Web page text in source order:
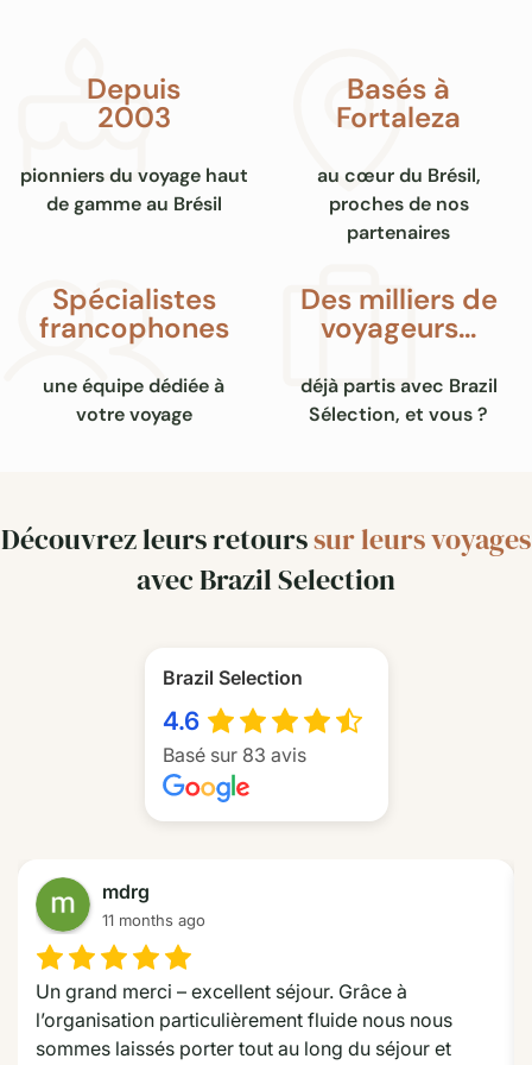
Jour 2
Jour 2 : Iguaçu – les chutes Argentines
Après un bon petit-déjeuner au buffet de l’hôtel, vous partez
en véhicule privatif pour la visite des chutes d’Iguaçu coté
argentines avec un guide francophone.
Depuis
2003
pionniers du voyage haut
de gamme au Brésil
Basés à
Fortaleza
au cœur du Brésil,
proches de nos
partenaires
Spécialistes
francophones
une équipe dédiée à
votre voyage
Des milliers de
voyageurs…
déjà partis avec Brazil
Sélection, et vous ?
Découvrez leurs retourssur leurs voyages
avec Brazil Selection
Brazil Selection
4.6
Basé sur 83 avis
mdrg
11 months ago
Un grand merci – excellent séjour. Grâce à
l’organisation particulièrement fluide nous nous
sommes laissés porter tout au long du séjour et